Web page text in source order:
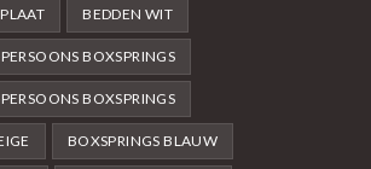
BEDDEN WIT
BOXSPRINGS
BOXSPRINGS
BOXSPRINGS BLAUW